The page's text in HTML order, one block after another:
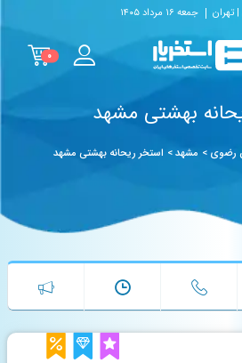
| تهران جمعه ۱۶ مرداد ۱۴۰۵
۰
بهشتی مشهد
رضوی > مشهد> استخر ریحانه بهشتی مشهد